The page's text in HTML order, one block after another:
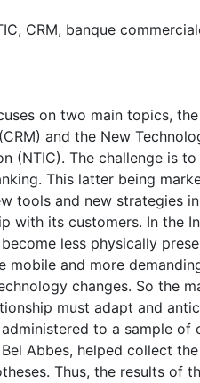
CRM, banque
on two main topics,
and the New
(NTIC). The challenge is
This latter being
tools and new strategies
with its customers. In the
less physically
mobile and more
changes. So the
must adapt and
to a sample of
Abbes, helped collect
Thus, the results of